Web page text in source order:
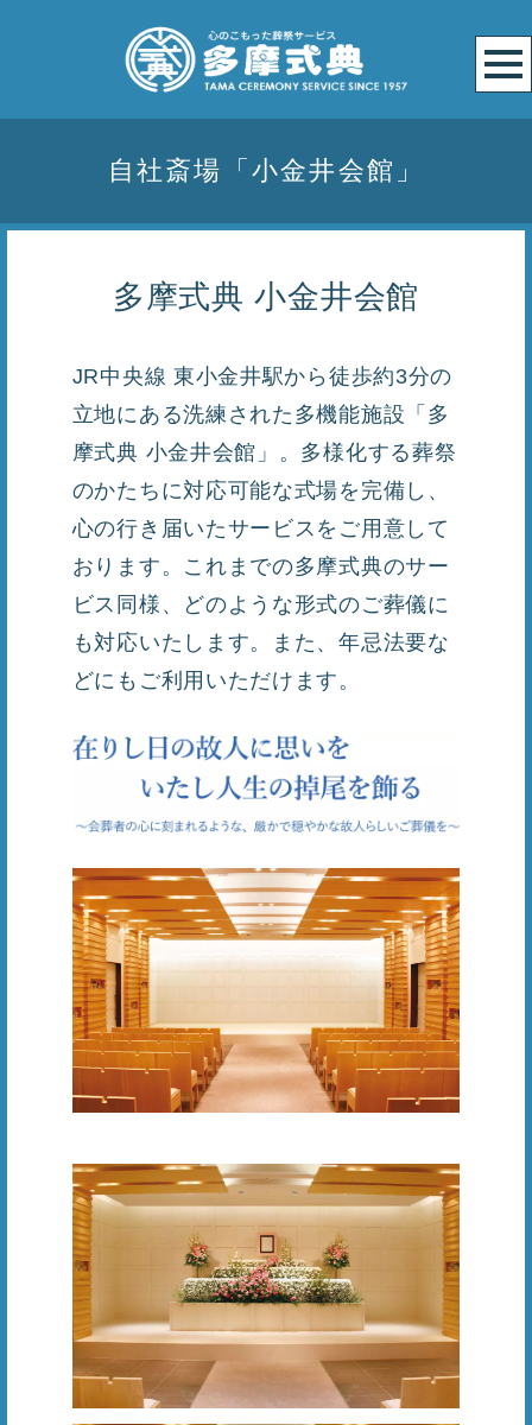
自社斎場「小金井会館」
多摩式典 小金井会館
JR中央線 東小金井駅から徒歩約3分の
立地にある洗練された多機能施設「多
摩式典 小金井会館」。多様化する葬祭
のかたちに対応可能な式場を完備し、
心の行き届いたサービスをご用意して
おります。これまでの多摩式典のサー
ビス同様、どのような形式のご葬儀に
も対応いたします。また、年忌法要な
どにもご利用いただけます。